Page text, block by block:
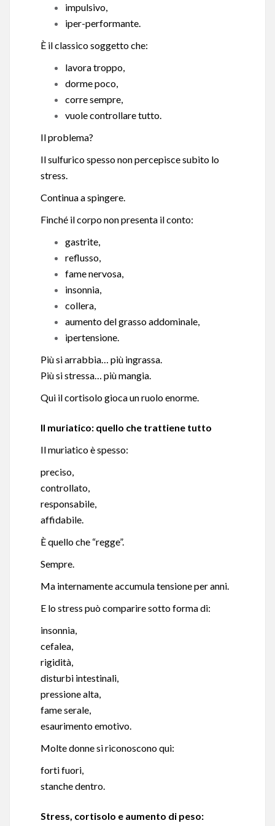
impulsivo,
iper-performante.
È il classico soggetto che:
lavora troppo,
dorme poco,
corre sempre,
vuole controllare tutto.
Il problema?
Il sulfurico spesso non percepisce subito lo
stress.
Continua a spingere.
Finché il corpo non presenta il conto:
gastrite,
reflusso,
fame nervosa,
insonnia,
collera,
aumento del grasso addominale,
ipertensione.
Più si arrabbia… più ingrassa.
Più si stressa… più mangia.
Qui il cortisolo gioca un ruolo enorme.
Il muriatico: quello che trattiene tutto
Il muriatico è spesso:
preciso,
controllato,
responsabile,
affidabile.
È quello che “regge”.
Sempre.
Ma internamente accumula tensione per anni.
E lo stress può comparire sotto forma di:
insonnia,
cefalea,
rigidità,
disturbi intestinali,
pressione alta,
fame serale,
esaurimento emotivo.
Molte donne si riconoscono qui:
forti fuori,
stanche dentro.
Stress, cortisolo e aumento di peso: